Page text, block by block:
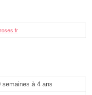
semaines à 4 ans